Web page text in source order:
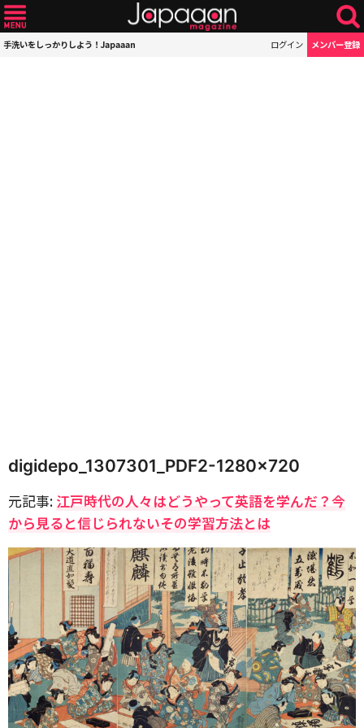
手洗いをしっかりしよう！Japaaan ログイン メンバー登録
digidepo_1307301_PDF2-1280×720
元記事: 江戸時代の人々はどうやって英語を学んだ？今
から見ると信じられないその学習方法とは